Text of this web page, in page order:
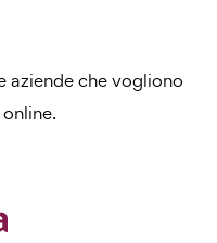
aziende che vogliono